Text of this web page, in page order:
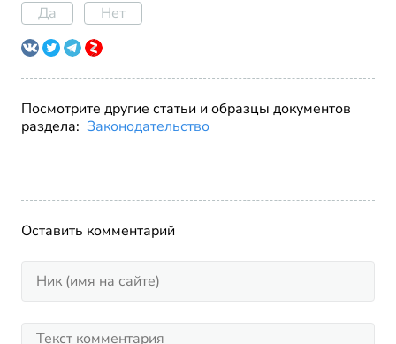
Да
Нет
Посмотрите другие статьи и образцы документов
раздела: Законодательство
Оставить комментарий